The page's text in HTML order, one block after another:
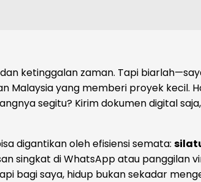
ketinggalan zaman. Tapi
yang memberi proyek kecil.
segitu? Kirim dokumen digital
digantikan oleh efisiensi semata:
singkat di WhatsApp atau panggilan
bagi saya, hidup bukan sekadar